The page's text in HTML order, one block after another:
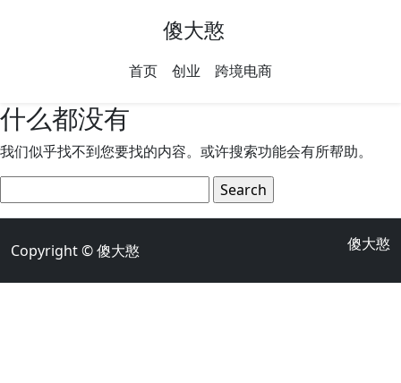
傻大憨
首页 创业 跨境电商
什么都没有
我们似乎找不到您要找的内容。或许搜索功能会有所帮助。
Copyright ©傻大憨 傻大憨